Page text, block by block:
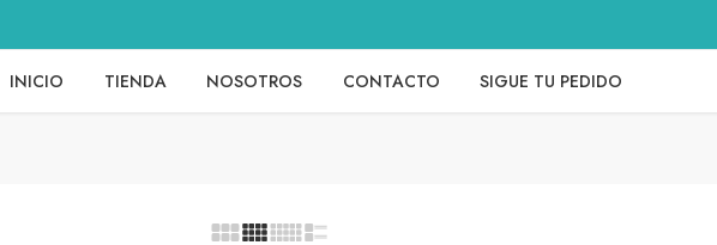
INICIO TIENDA NOSOTROS CONTACTO SIGUE TU PEDIDO